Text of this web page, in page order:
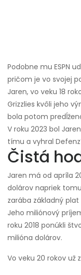
Podobne mu ESPN
pričom je vo svojej
Jaren, vo veku 18
Grizzlies kvôli jeho
bola potom
V roku 2023 bol
tímu a vyhral
Čistá
Jaren má od apríla
dolárov napriek
zarába základný
Jeho miliónový
roku 2018 ponúkli
milióna dolárov.
Vo veku 20 rokov už